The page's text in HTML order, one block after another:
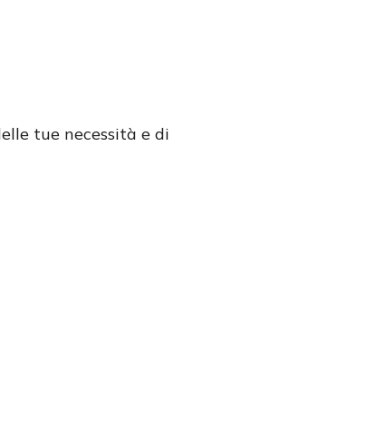
tue necessità e di